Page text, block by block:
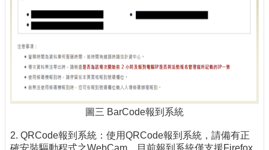
圖三 BarCode報到系統
2. QRCode報到系統：使用QRCode報到系統，請備有正
確安裝驅動程式之WebCam。目前報到系統僅支援Firefox